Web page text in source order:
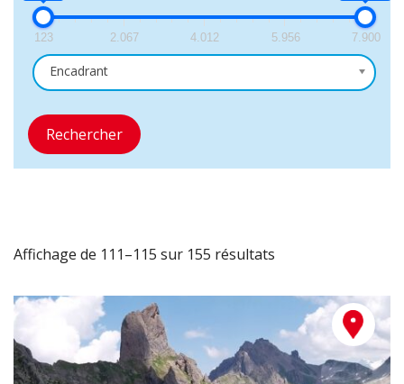
123 2.067 4.012 5.956 7.900
Encadrant
Rechercher
Affichage de 111–115 sur 155 résultats